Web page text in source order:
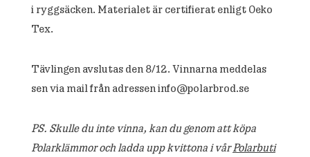
i ryggsäcken. Materialet är certifierat enligt Oeko
Tex.
Tävlingen avslutas den 8/12. Vinnarna meddelas
sen via mail från adressen info@polarbrod.se
PS. Skulle du inte vinna, kan du genom att köpa
Polarklämmor och ladda upp kvittona i vårPolarbuti